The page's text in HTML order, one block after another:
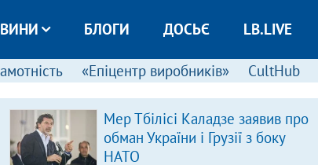
БЛОГИ ДОСЬЄ LB.LIVE
«Епіцентр виробників» CultHub
Мер Тбілісі Каладзе заявив про
обман України і Грузії з боку
НАТО